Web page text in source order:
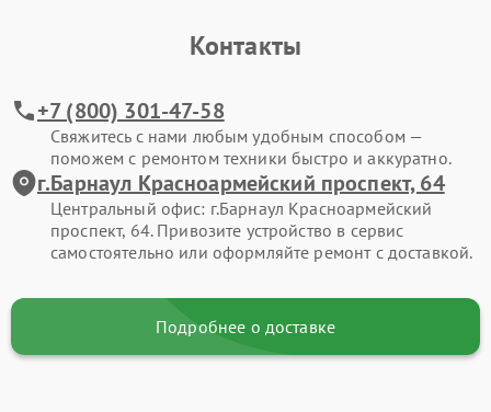
Контакты
+7 (800) 301-47-58
Свяжитесь с нами любым удобным способом —
поможем с ремонтом техники быстро и аккуратно.
г.Барнаул Красноармейский проспект, 64
Центральный офис: г.Барнаул Красноармейский
проспект, 64. Привозите устройство в сервис
самостоятельно или оформляйте ремонт с доставкой.
Подробнее о доставке